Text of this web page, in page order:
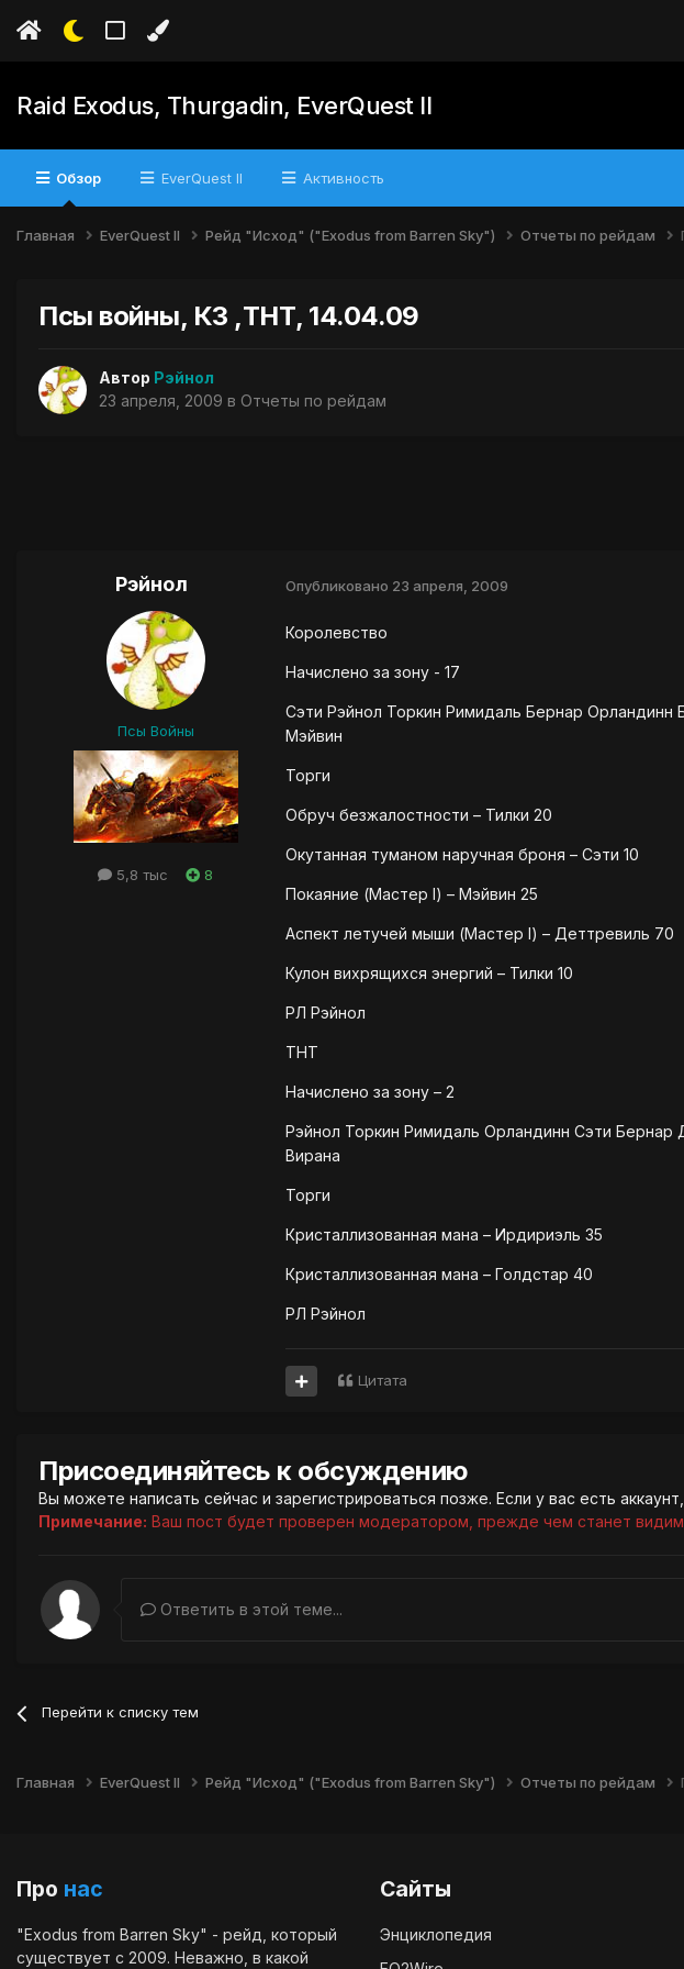
Raid Exodus, Thurgadin, EverQuest II
Обзор EverQuest II Активность
Главная EverQuest II Рейд "Исход" ("Exodus from Barren Sky") Отчеты по рейдам
Псы войны, КЗ ,ТНТ, 14.04.09
Автор Рэйнол
23 апреля, 2009 в Отчеты по рейдам
Рэйнол
Псы Войны
5,8 тыс 8
Опубликовано 23 апреля, 2009
Королевство
Начислено за зону - 17
Сэти Рэйнол Торкин Римидаль Бернар Орландинн
Мэйвин
Торги
Обруч безжалостности – Тилки 20
Окутанная туманом наручная броня – Сэти 10
Покаяние (Мастер I) – Мэйвин 25
Аспект летучей мыши (Мастер I) – Деттревиль 70
Кулон вихрящихся энергий – Тилки 10
РЛ Рэйнол
ТНТ
Начислено за зону – 2
Рэйнол Торкин Римидаль Орландинн Сэти
Вирана
Торги
Кристаллизованная мана – Ирдириэль 35
Кристаллизованная мана – Голдстар 40
РЛ Рэйнол
Цитата
Присоединяйтесь к обсуждению
Вы можете написать сейчас и зарегистрироваться позже. Если у вас есть аккаунт,
Примечание: Ваш пост будет проверен модератором, прежде чем станет
Ответить в этой теме...
Перейти к списку тем
Главная EverQuest II Рейд "Исход" ("Exodus from Barren Sky") Отчеты по рейдам
Про нас
"Exodus from Barren Sky" - рейд, который
существует с 2009. Неважно, в какой
Сайты
Энциклопедия